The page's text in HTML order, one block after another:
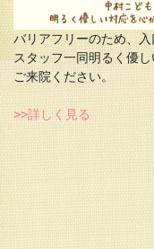
バリアフリーのため、
スタッフ一同明るく優
ご来院ください。
>>詳しく見る